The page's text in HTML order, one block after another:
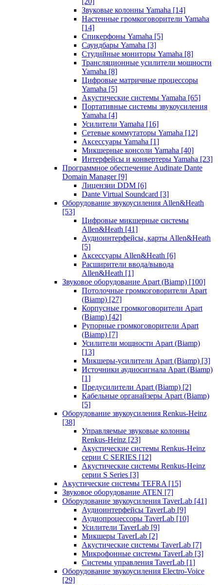
Звуковые колонны Yamaha [14]
Настенные громкоговорители Yamaha
[14]
Спикерфоны Yamaha [5]
Саундбары Yamaha [3]
Студийные мониторы Yamaha [8]
Трансляционные усилители мощности
Yamaha [8]
Цифровые матричные процессоры
Yamaha [5]
Акустические системы Yamaha [65]
Портативные системы звукоусиления
Yamaha [4]
Усилители Yamaha [16]
Сетевые коммутаторы Yamaha [12]
Аксессуары Yamaha [1]
Микшерные консоли Yamaha [40]
Интерфейсы и конвертеры Yamaha [23]
Программное обеспечение Audinate Dante
Domain Manager [9]
Лицензии DDM [6]
Dante Virtual Soundcard [3]
Оборудование звукоусиления Allen&Heath
[53]
Цифровые микшерные системы
Allen&Heath [41]
Аудиоинтерфейсы, карты Allen&Heath
[5]
Аксессуары Allen&Heath [6]
Расширители ввода/вывода
Allen&Heath [1]
Звуковое оборудование Apart (Biamp) [100]
Потолочные громкоговорители Apart
(Biamp) [27]
Корпусные громкоговорители Apart
(Biamp) [42]
Рупорные громкоговорители Apart
(Biamp) [7]
Усилители мощности Apart (Biamp)
[13]
Микшеры-усилители Apart (Biamp) [3]
Источники аудиосигнала Apart (Biamp)
[1]
Предусилители Apart (Biamp) [2]
Кабельные органайзеры Apart (Biamp)
[5]
Оборудование звукоусиления Renkus-Heinz
[38]
Управляемые звуковые колонны
Renkus-Heinz [23]
Акустические системы Renkus-Heinz
серии C SERIES [12]
Акустические системы Renkus-Heinz
серии S Series [3]
Акустические системы TEFRA [15]
Звуковое оборудование ATEN [7]
Оборудование звукоусиления TaverLab [41]
Аудиоинтерфейсы TaverLab [9]
Аудиопроцессоры TaverLab [10]
Усилители TaverLab [9]
Микшеры TaverLab [2]
Акустические системы TaverLab [7]
Микрофонные системы TaverLab [3]
Системы управления TaverLab [1]
Оборудование звукоусиления Electro-Voice
[29]